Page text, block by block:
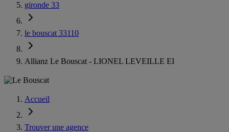
gironde 33
le bouscat 33110
Allianz Le Bouscat - LIONEL LEVEILLE EI
Accueil
Trouver une agence